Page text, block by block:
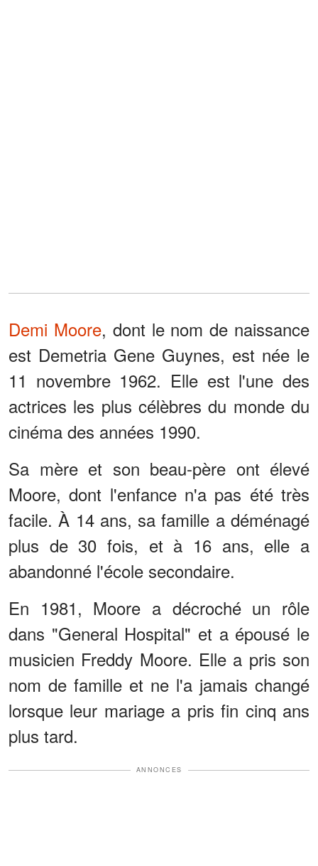
Demi Moore, dont le nom de naissance
est Demetria Gene Guynes, est née le
11 novembre 1962. Elle est l'une des
actrices les plus célèbres du monde du
cinéma des années 1990.
Sa mère et son beau-père ont élevé
Moore, dont l'enfance n'a pas été très
facile. À 14 ans, sa famille a déménagé
plus de 30 fois, et à 16 ans, elle a
abandonné l'école secondaire.
En 1981, Moore a décroché un rôle
dans "General Hospital" et a épousé le
musicien Freddy Moore. Elle a pris son
nom de famille et ne l'a jamais changé
lorsque leur mariage a pris fin cinq ans
plus tard.
ANNONCES